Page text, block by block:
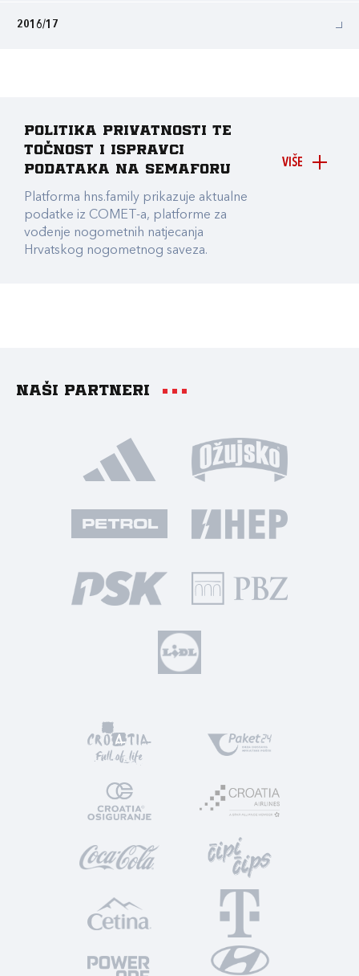
2016/17
VIŠE
Politika privatnosti te
točnost i ispravci
podataka na Semaforu
Platforma hns.family prikazuje aktualne
podatke iz COMET-a, platforme za
vođenje nogometnih natjecanja
Hrvatskog nogometnog saveza.
Naši partneri